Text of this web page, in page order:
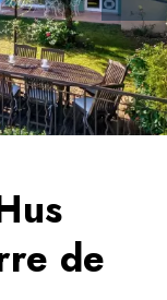
de